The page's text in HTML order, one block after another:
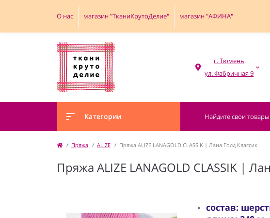
О нас магазин "ТканиКрутоДелие" магазин "АФИНА"
г. Тюмень
Категории
Пряжа ALIZE Пряжа ALIZE LANAGOLD CLASSIK | Лана Голд Классик
Пряжа ALIZE LANAGOLD CLASSIK |
состав: